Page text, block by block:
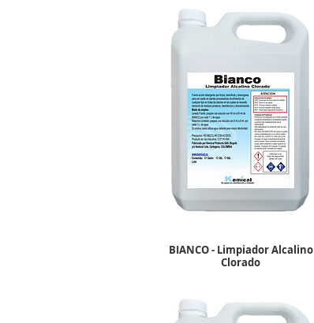
BIANCO - Limpiador Alcalino
Clorado